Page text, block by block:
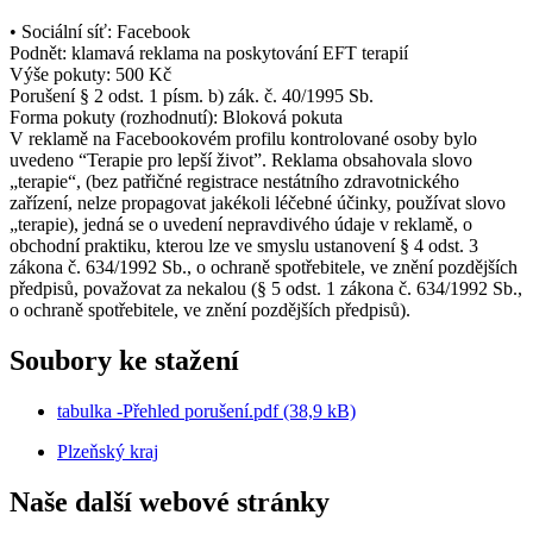
• Sociální síť: Facebook
Podnět: klamavá reklama na poskytování EFT terapií
Výše pokuty: 500 Kč
Porušení § 2 odst. 1 písm. b) zák. č. 40/1995 Sb.
Forma pokuty (rozhodnutí): Bloková pokuta
V reklamě na Facebookovém profilu kontrolované osoby bylo
uvedeno “Terapie pro lepší život”. Reklama obsahovala slovo
„terapie“, (bez patřičné registrace nestátního zdravotnického
zařízení, nelze propagovat jakékoli léčebné účinky, používat slovo
„terapie), jedná se o uvedení nepravdivého údaje v reklamě, o
obchodní praktiku, kterou lze ve smyslu ustanovení § 4 odst. 3
zákona č. 634/1992 Sb., o ochraně spotřebitele, ve znění pozdějších
předpisů, považovat za nekalou (§ 5 odst. 1 zákona č. 634/1992 Sb.,
o ochraně spotřebitele, ve znění pozdějších předpisů).
Soubory ke stažení
tabulka -Přehled porušení.pdf (38,9 kB)
Plzeňský kraj
Naše další webové stránky